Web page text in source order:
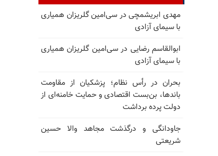
مهدی ابریشمچی در سی‌امین گلریزان همیاری
با سیمای آزادی
ابوالقاسم رضایی در سی‌امین گلریزان همیاری
با سیمای آزادی
بحران در رأس نظام؛ پزشکیان از مقاومت
باندها، بن‌بست اقتصادی و حمایت خامنه‌ای از
دولت پرده برداشت
جاودانگی و درگذشت مجاهد والا حسین
شریعتی